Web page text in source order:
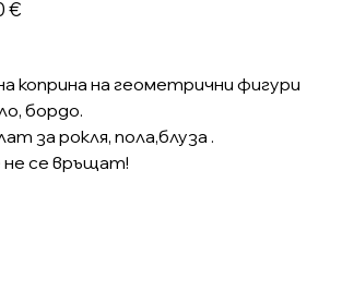
€
коприна на геометрични фигури
бордо.
за рокля, пола,блуза .
се връщат!